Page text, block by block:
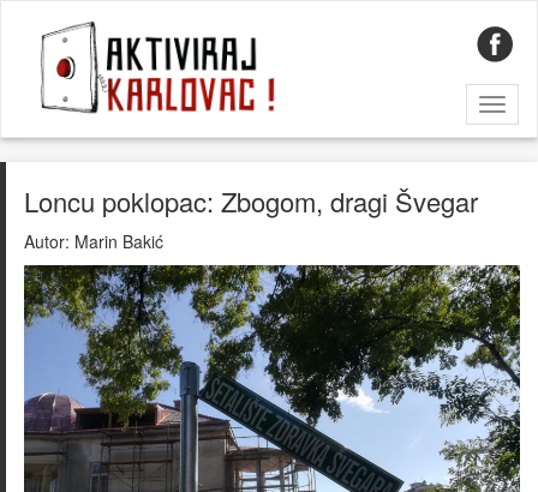
Loncu poklopac: Zbogom, dragi Švegar
Autor: Marin Bakić